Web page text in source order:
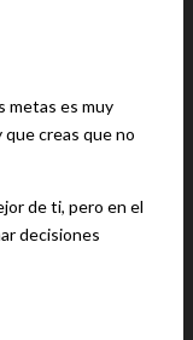
metas es muy
creas que no
de ti, pero en el
decisiones